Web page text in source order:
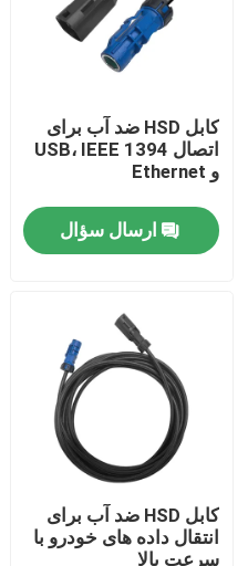
کنترل کیفیت
با ما تماس بگیرید
کانکتورهای مینی فکرا
مونتاژ کابل HSD
کابل پسوند فکرا
کابل HSD ضد آب برای
اتصال USB، IEEE 1394
و Ethernet
ارسال سؤال
کابل HSD ضد آب برای
انتقال داده های خودرو با
سرعت بالا